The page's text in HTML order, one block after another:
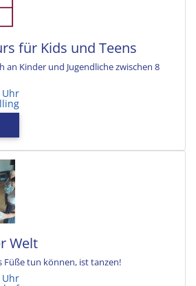
für Kids und Teens
an Kinder und Jugendliche zwischen 8
Uhr
Welt
Füße tun können, ist tanzen!
Uhr